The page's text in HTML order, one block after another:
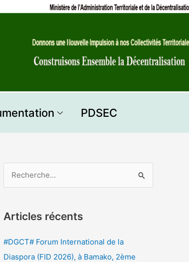
PDSEC
h
e
r
Articles récents
#DGCT# Forum International de la
Diaspora (FID 2026), à Bamako, 2ème